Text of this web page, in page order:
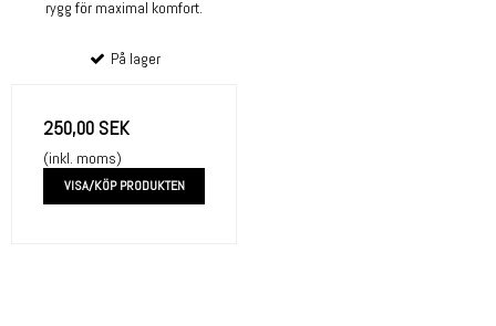
rygg för maximal komfort.
På lager
250,00 SEK
(inkl. moms)
VISA/KÖP PRODUKTEN